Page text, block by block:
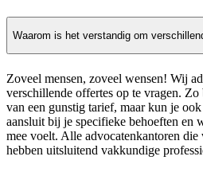
Waarom is het verstandig om
Zoveel mensen, zoveel wensen! Wij
verschillende offertes op te vragen.
van een gunstig tarief, maar kun je
aansluit bij je specifieke behoeften en
mee voelt. Alle advocatenkantoren die
hebben uitsluitend vakkundige